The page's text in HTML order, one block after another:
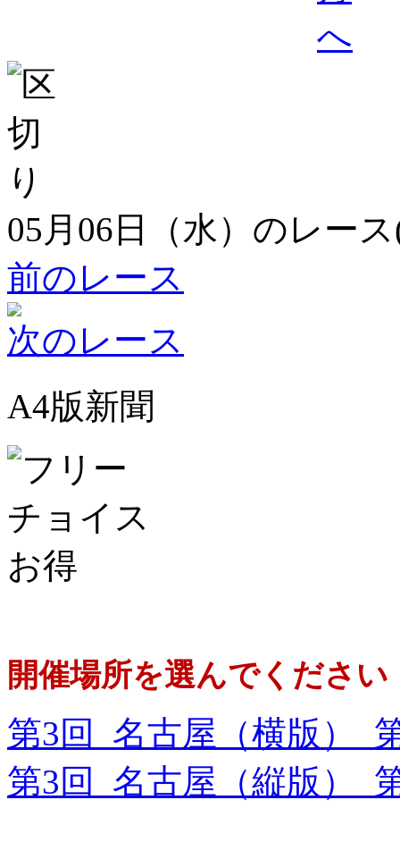
05月06日（水）のレー
前のレース
次のレース
A4版新聞
開催場所を選んでください
第3回 名古屋（横版）
第3回 名古屋（縦版）